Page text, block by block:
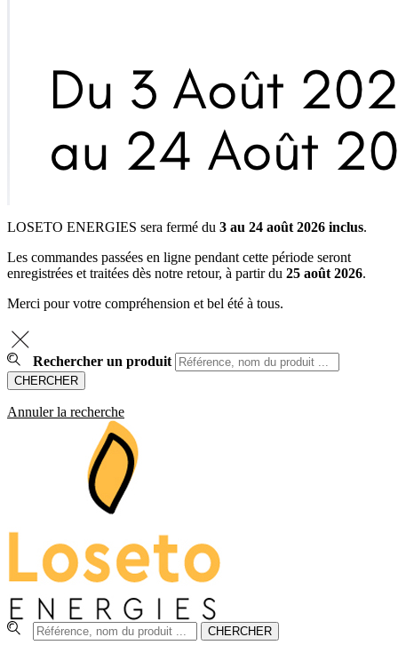
LOSETO ENERGIES sera fermé du 3 au 24 août 2026 inclus.
Les commandes passées en ligne pendant cette période seront
enregistrées et traitées dès notre retour, à partir du 25 août 2026.
Merci pour votre compréhension et bel été à tous.
Rechercher un produit
Annuler la recherche